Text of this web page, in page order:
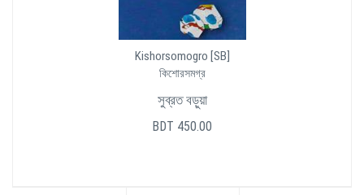
Kishorsomogro [SB]
কিশোরসমগ্র
সুব্রত বড়ুয়া
BDT 450.00